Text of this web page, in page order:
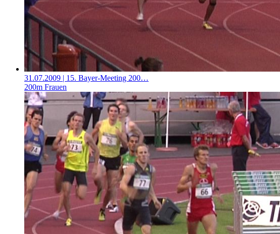
31.07.2009 | 15. Bayer-Meeting 200…
200m Frauen